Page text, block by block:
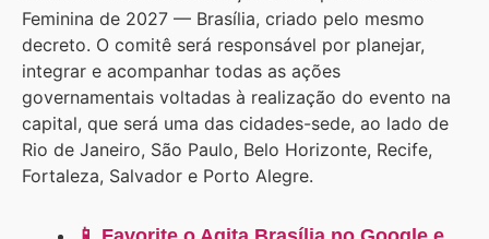
Feminina de 2027 — Brasília, criado pelo mesmo
decreto. O comitê será responsável por planejar,
integrar e acompanhar todas as ações
governamentais voltadas à realização do evento na
capital, que será uma das cidades-sede, ao lado de
Rio de Janeiro, São Paulo, Belo Horizonte, Recife,
Fortaleza, Salvador e Porto Alegre.